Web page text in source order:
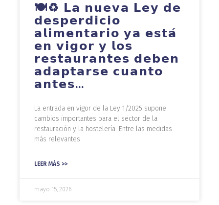
🍽️♻️ 𝗟𝗮 𝗻𝘂𝗲𝘃𝗮 𝗟𝗲𝘆 𝗱𝗲
𝗱𝗲𝘀𝗽𝗲𝗿𝗱𝗶𝗰𝗶𝗼
𝗮𝗹𝗶𝗺𝗲𝗻𝘁𝗮𝗿𝗶𝗼 𝘆𝗮 𝗲𝘀𝘁𝗮́
𝗲𝗻 𝘃𝗶𝗴𝗼𝗿 𝘆 𝗹𝗼𝘀
𝗿𝗲𝘀𝘁𝗮𝘂𝗿𝗮𝗻𝘁𝗲𝘀 𝗱𝗲𝗯𝗲𝗻
𝗮𝗱𝗮𝗽𝘁𝗮𝗿𝘀𝗲 𝗰𝘂𝗮𝗻𝘁𝗼
𝗮𝗻𝘁𝗲𝘀…
La entrada en vigor de la Ley 1/2025 supone
cambios importantes para el sector de la
restauración y la hostelería. Entre las medidas
más relevantes
LEER MÁS >>
mayo 15, 2026